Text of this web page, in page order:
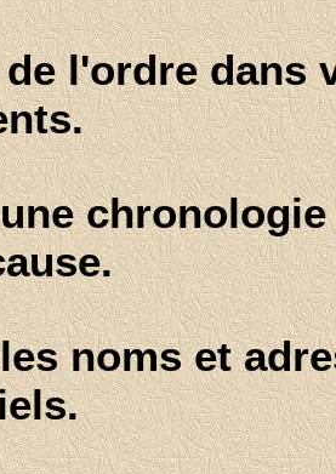
l'ordre dans
noms et